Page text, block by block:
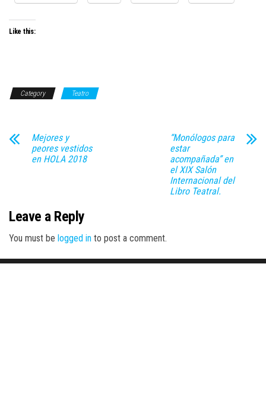
Like this:
Category Teatro
Mejores y
peores vestidos
en HOLA 2018
“Monólogos para
estar
acompañada” en
el XIX Salón
Internacional del
Libro Teatral.
Leave a Reply
You must be logged in to post a comment.